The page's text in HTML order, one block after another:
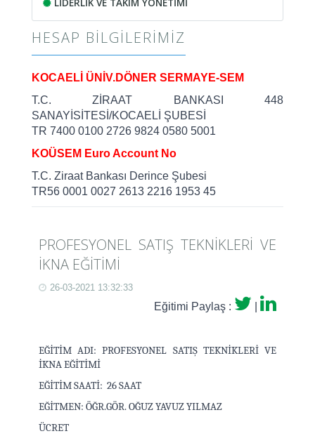
LİDERLİK VE TAKIM YÖNETİMİ
HESAP BILGILERIMIZ
KOCAELİ ÜNİV.DÖNER SERMAYE-SEM
T.C. ZİRAAT BANKASI 448
SANAYİSİTESİ/KOCAELİ ŞUBESİ
TR 7400 0100 2726 9824 0580 5001
KOÜSEM Euro Account No
T.C. Ziraat Bankası Derince Şubesi
TR56 0001 0027 2613 2216 1953 45
PROFESYONEL SATIŞ TEKNİKLERİ VE
İKNA EĞİTİMİ
26-03-2021 13:32:33
Eğitimi Paylaş :
EĞİTİM ADI: PROFESYONEL SATIŞ TEKNİKLERİ VE
İKNA EĞİTİMİ
EĞİTİM SAATİ: 26 SAAT
EĞİTMEN: ÖĞR.GÖR. OĞUZ YAVUZ YILMAZ
ÜCRET